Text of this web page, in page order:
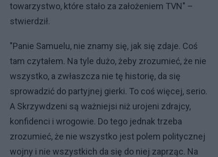
towarzystwo, które stało za założeniem TVN" –
stwierdził.
"Panie Samuelu, nie znamy się, jak się zdaje. Coś
tam czytałem. Na tyle dużo, żeby zrozumieć, że nie
wszystko, a zwłaszcza nie tę historię, da się
sprowadzić do partyjnej gierki. To coś więcej, serio.
A Skrzywdzeni są ważniejsi niż urojeni zdrajcy,
konfidenci i wrogowie. Do tego jednak trzeba
zrozumieć, że nie wszystko jest polem politycznej
wojny i nie wszystkich da się do niej zaprząc. Na